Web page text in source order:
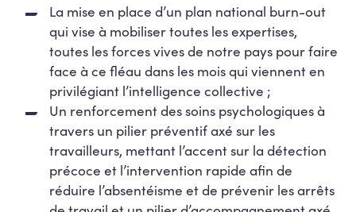
La mise en place d’un plan national burn-out
qui vise à mobiliser toutes les expertises,
toutes les forces vives de notre pays pour faire
face à ce fléau dans les mois qui viennent en
privilégiant l’intelligence collective ;
Un renforcement des soins psychologiques à
travers un pilier préventif axé sur les
travailleurs, mettant l’accent sur la détection
précoce et l’intervention rapide afin de
réduire l’absentéisme et de prévenir les arrêts